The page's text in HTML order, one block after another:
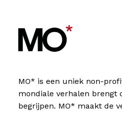
MO* is een uniek non-
mondiale verhalen brengt
begrijpen. MO* maakt de